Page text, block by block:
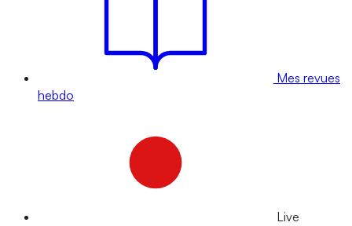
Mes revues
hebdo
Live